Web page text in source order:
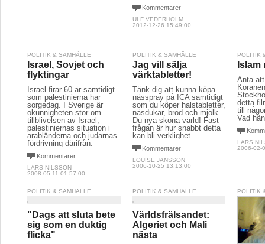
Kommentarer
ULF VEDERHOLM
2012-12-26 15:49:00
POLITIK & SAMHÄLLE
Israel, Sovjet och
flyktingar
Israel firar 60 år samtidigt
som palestinierna har
sorgedag. I Sverige är
okunnigheten stor om
tillblivelsen av Israel,
palestiniernas situation i
arabländerna och judarnas
fördrivning därifrån.
Kommentarer
LARS NILSSON
2008-05-11 01:57:00
POLITIK & SAMHÄLLE
Jag vill sälja
värktabletter!
Tänk dig att kunna köpa
nässpray på ICA samtidigt
som du köper halstabletter,
näsdukar, bröd och mjölk.
Du nya sköna värld! Fast
frågan är hur snabbt detta
kan bli verklighet.
Kommentarer
LOUISE JANSSON
2006-10-25 13:13:00
POLITIK
Islam
Anta
detta
till
Vad
LARS
2006-02-
POLITIK & SAMHÄLLE
"Dags att sluta bete
sig som en duktig
flicka"
POLITIK & SAMHÄLLE
Världsfrälsandet:
Algeriet och Mali
nästa
POLITIK